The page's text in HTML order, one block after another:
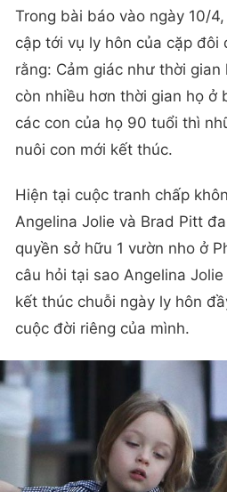
Trong bài báo vào ngày 10/
cập tới vụ ly hôn của cặp đôi
rằng: Cảm giác như thời
còn nhiều hơn thời gian họ ở
các con của họ 90 tuổi thì
nuôi con mới kết thúc.
Hiện tại cuộc tranh chấp
Angelina Jolie và Brad Pitt
quyền sở hữu 1 vườn nho ở
câu hỏi tại sao Angelina
kết thúc chuỗi ngày ly hôn
cuộc đời riêng của mình.